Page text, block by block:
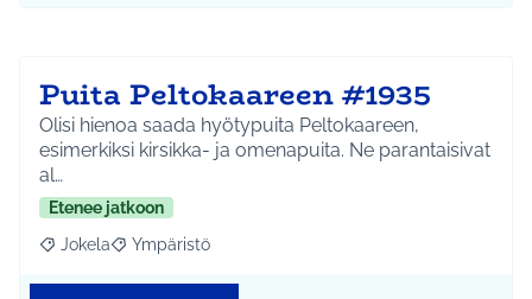
Puita Peltokaareen #1935
Olisi hienoa saada hyötypuita Peltokaareen,
esimerkiksi kirsikka- ja omenapuita. Ne parantaisivat
al…
Etenee jatkoon
Rajaa tulokset aihepiirin mukaan: Jokela
Jokela Rajaa tulokset teeman mukaan: Ympäristö
Ympäristö